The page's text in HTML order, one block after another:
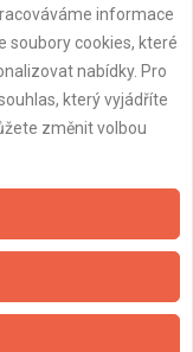
údajů
cookie
informace
soubory cookies, které
nabídky. Pro
který vyjádříte
změnit volbou